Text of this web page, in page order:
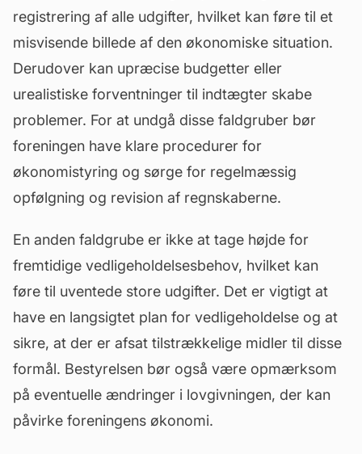
registrering af alle udgifter, hvilket kan føre til et
misvisende billede af den økonomiske situation.
Derudover kan upræcise budgetter eller
urealistiske forventninger til indtægter skabe
problemer. For at undgå disse faldgruber bør
foreningen have klare procedurer for
økonomistyring og sørge for regelmæssig
opfølgning og revision af regnskaberne.
En anden faldgrube er ikke at tage højde for
fremtidige vedligeholdelsesbehov, hvilket kan
føre til uventede store udgifter. Det er vigtigt at
have en langsigtet plan for vedligeholdelse og at
sikre, at der er afsat tilstrækkelige midler til disse
formål. Bestyrelsen bør også være opmærksom
på eventuelle ændringer i lovgivningen, der kan
påvirke foreningens økonomi.